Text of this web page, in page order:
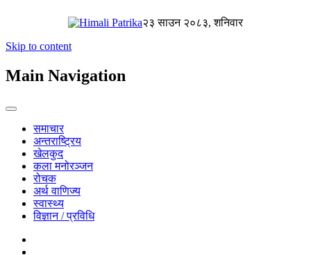
२३ साउन २०८३, शनिवार
Skip to content
Main Navigation
समाचार
अन्तराष्ट्रिय
खेलकुद
कला मनोरञ्जन
रोचक
अर्थ वाणिज्य
स्वास्थ्य
विज्ञान / प्रविधि